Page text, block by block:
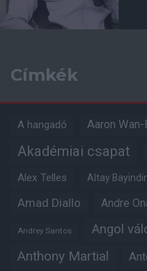
Címkék
A hangadó Aaron
Akadémiai csapat
Alex Telles Altay Bayindir
Amad Diallo Andre
Andrey Santos Angol
Anthony Martial